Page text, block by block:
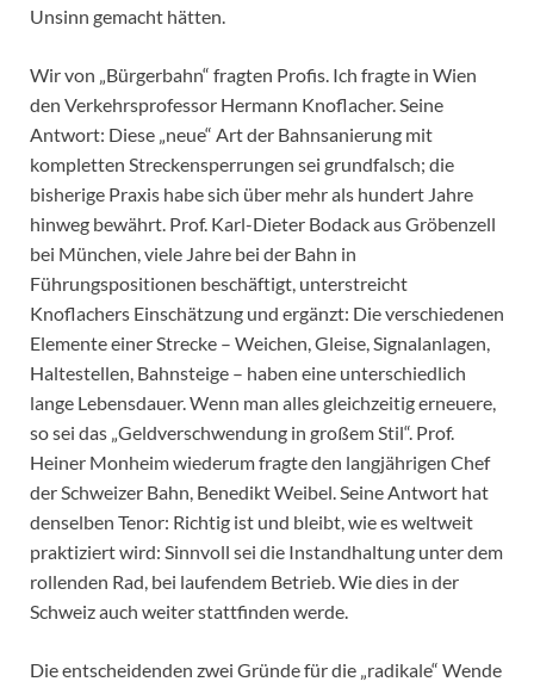
Unsinn gemacht hätten.
Wir von „Bürgerbahn“ fragten Profis. Ich fragte in Wien
den Verkehrsprofessor Hermann Knoflacher. Seine
Antwort: Diese „neue“ Art der Bahnsanierung mit
kompletten Streckensperrungen sei grundfalsch; die
bisherige Praxis habe sich über mehr als hundert Jahre
hinweg bewährt. Prof. Karl-Dieter Bodack aus Gröbenzell
bei München, viele Jahre bei der Bahn in
Führungspositionen beschäftigt, unterstreicht
Knoflachers Einschätzung und ergänzt: Die verschiedenen
Elemente einer Strecke – Weichen, Gleise, Signalanlagen,
Haltestellen, Bahnsteige – haben eine unterschiedlich
lange Lebensdauer. Wenn man alles gleichzeitig erneuere,
so sei das „Geldverschwendung in großem Stil“. Prof.
Heiner Monheim wiederum fragte den langjährigen Chef
der Schweizer Bahn, Benedikt Weibel. Seine Antwort hat
denselben Tenor: Richtig ist und bleibt, wie es weltweit
praktiziert wird: Sinnvoll sei die Instandhaltung unter dem
rollenden Rad, bei laufendem Betrieb. Wie dies in der
Schweiz auch weiter stattfinden werde.
Die entscheidenden zwei Gründe für die „radikale“ Wende